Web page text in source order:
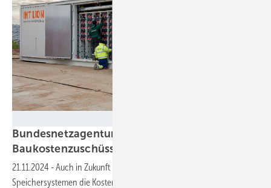
Bundesnetzagentur hält an
Baukostenzuschüssen für Speicher
21.11.2024 -Auch in Zukunft müssen Projektierer von großen
Speichersystemen die Kosten für den Bau der Leitung zwischen